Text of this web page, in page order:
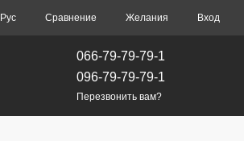
Рус Сравнение Желания Вход
066-79-79-79-1
096-79-79-79-1
Перезвонить вам?